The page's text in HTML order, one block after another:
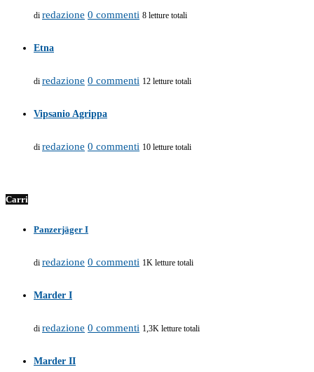
di redazione 0 commenti 8 letture totali
Etna
di redazione 0 commenti 12 letture totali
Vipsanio Agrippa
di redazione 0 commenti 10 letture totali
Carri
Panzerjäger I
di redazione 0 commenti 1K letture totali
Marder I
di redazione 0 commenti 1,3K letture totali
Marder II